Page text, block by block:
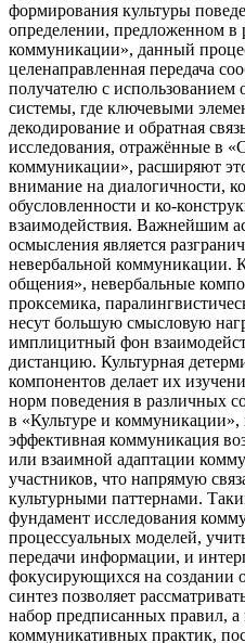
формирования культуры
определении, предложенном в
коммуникации», данный
целенаправленная передача
получателю с использованием
системы, где ключевыми
декодирование и обратная
исследования, отражённые в
коммуникации», расширяют
внимание на диалогичности,
обусловленности и ко-
взаимодействия. Важнейшим
осмысления является
невербальной коммуникации.
общения», невербальные
проксемика,
несут большую смысловую
имплицитный фон
дистанцию. Культурная
компонентов делает их
норм поведения в различных
в «Культуре и коммуникации»,
эффективная коммуникация
или взаимной адаптации
участников, что напрямую
культурными паттернами.
фундамент исследования
процессуальных моделей,
передачи информации, и
фокусирующихся на создании
синтез позволяет
набор предписанных правил,
коммуникативных практик,